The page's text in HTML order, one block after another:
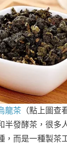
龍茶 （點上圖查
半發酵茶，很多
，而是一種製茶